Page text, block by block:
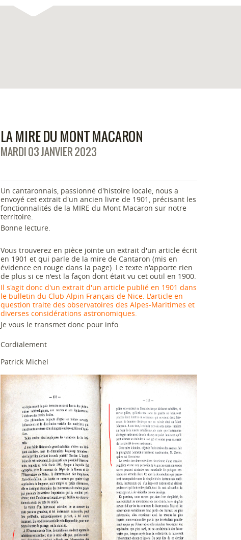
LA MIRE DU MONT MACARON
MARDI 03 JANVIER 2023
Un cantaronnais, passionné d'histoire locale, nous a
envoyé cet extrait d'un ancien livre de 1901, précisant les
fonctionnalités de la MIRE du Mont Macaron sur notre
territoire.
Bonne lecture.
Vous trouverez en pièce jointe un extrait d'un article écrit
en 1901 et qui parle de la mire de Cantaron (mis en
évidence en rouge dans la page). Le texte n'apporte rien
de plus si ce n'est la façon dont était vu cet outil en 1900.
Il s'agit donc d'un extrait d'un article publié en 1901 dans
le bulletin du Club Alpin Français de Nice. L'article en
question traite des observatoires des Alpes-Maritimes et
diverses considérations astronomiques.
Je vous le transmet donc pour info.
Cordialement
Patrick Michel